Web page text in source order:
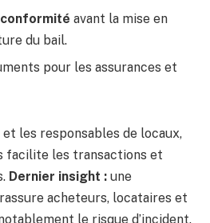
avant la mise en
du bail.
pour les assurances et
les responsables de locaux,
facilite les transactions et
Dernier insight : une
acheteurs, locataires et
le risque d’incident.